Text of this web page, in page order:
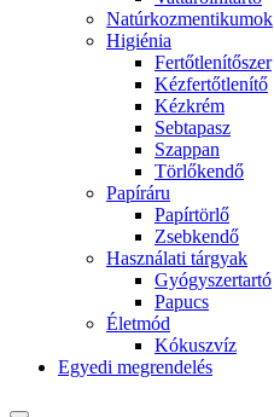
Natúrkozmentikumok
Higiénia
Fertőtlenítőszer
Kézfertőtlenítő
Kézkrém
Sebtapasz
Szappan
Törlőkendő
Papíráru
Papírtörlő
Zsebkendő
Használati tárgyak
Gyógyszertartó
Papucs
Életmód
Kókuszvíz
Egyedi megrendelés